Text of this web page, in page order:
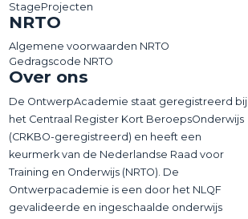
StageProjecten
NRTO
Algemene voorwaarden NRTO
Gedragscode NRTO
Over ons
De OntwerpAcademie staat geregistreerd bij
het Centraal Register Kort BeroepsOnderwijs
(CRKBO-geregistreerd) en heeft een
keurmerk van de Nederlandse Raad voor
Training en Onderwijs (NRTO). De
Ontwerpacademie is een door het NLQF
gevalideerde en ingeschaalde onderwijs